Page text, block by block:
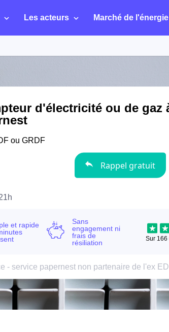
Les acteurs Marché de l'énergie